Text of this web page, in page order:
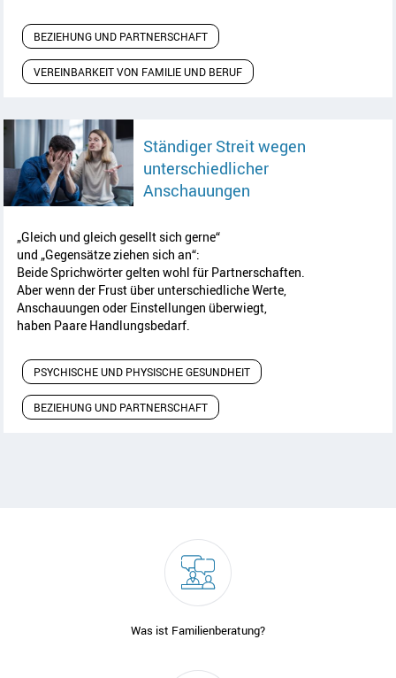
BEZIEHUNG UND PARTNERSCHAFT
VEREINBARKEIT VON FAMILIE UND BERUF
Ständiger Streit wegen
unterschiedlicher
AnschauungenArtikel lesen
„Gleich und gleich gesellt sich gerne“
und „Gegensätze ziehen sich an“:
Beide Sprichwörter gelten wohl für Partnerschaften.
Aber wenn der Frust über unterschiedliche Werte,
Anschauungen oder Einstellungen überwiegt,
haben Paare Handlungsbedarf.
PSYCHISCHE UND PHYSISCHE GESUNDHEIT
BEZIEHUNG UND PARTNERSCHAFT
Was ist Familienberatung?